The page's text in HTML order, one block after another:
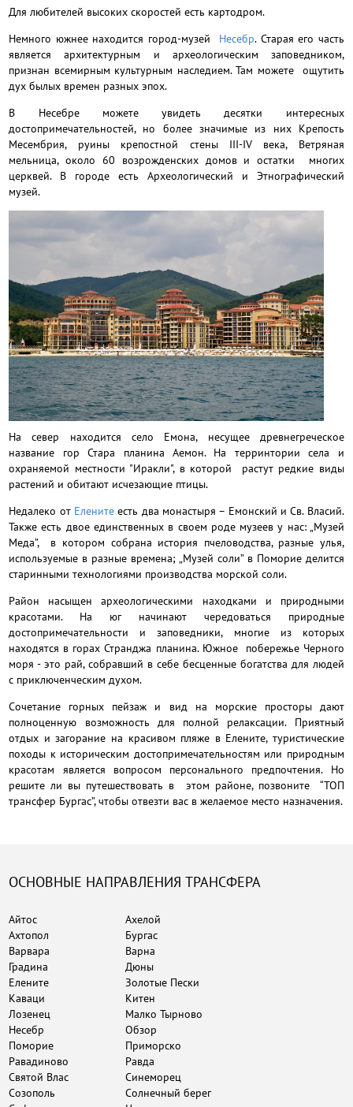
Для любителей высоких скоростей есть картодром.
Немного южнее находится город-музей Несебр. Старая его часть
является архитектурным и археологическим заповедником,
признан всемирным культурным наследием. Там можете ощутить
дух былых времен разных эпох.
В Несебре можете увидеть десятки интересных
достопримечательностей, но более значимые из них Крепость
Месембрия, руины крепостной стены III-IV века, Ветряная
мельница, около 60 возрожденских домов и остатки многих
церквей. В городе есть Археологический и Этнографический
музей.
На север находится село Емона, несущее древнегреческое
название гор Стара планина Аемон. На терринтории села и
охраняемой местности "Иракли", в которой растут редкие виды
растений и обитают исчезающие птицы.
Недалеко от Еленитеесть два монастыря – Емонский и Св. Власий.
Также есть двое единственных в своем роде музеев у нас: „Музей
Меда”, в котором собрана история пчеловодства, разные улья,
используемые в разные времена; „Музей соли” в Поморие делится
старинными технологиями производства морской соли.
Район насыщен археологическими находками и природными
красотами. На юг начинают чередоваться природные
достопримечательности и заповедники, многие из которых
находятся в горах Странджа планина. Южное побережье Черного
моря - это рай, собравший в себе бесценные богатства для людей
с приключенческим духом.
Сочетание горных пейзаж и вид на морские просторы дают
полноценную возможность для полной релаксации. Приятный
отдых и загорание на красивом пляже в Елените, туристические
походы к историческим достопримечательностям или природным
красотам является вопросом персонального предпочтения. Но
решите ли вы путешествовать в этом районе, позвоните “ТОП
трансфер Бургас”, чтобы отвезти вас в желаемое место назначения.
ОСНОВНЫЕ НАПРАВЛЕНИЯ ТРАНСФЕРА
Айтос
Ахелой
Ахтопол
Бургас
Варвара
Варна
Градина
Дюны
Елените
Золотые Пески
Каваци
Китен
Лозенец
Малко Тырново
Несебр
Обзор
Поморие
Приморско
Равадиново
Равда
Святой Влас
Синеморец
Созополь
Солнечный берег